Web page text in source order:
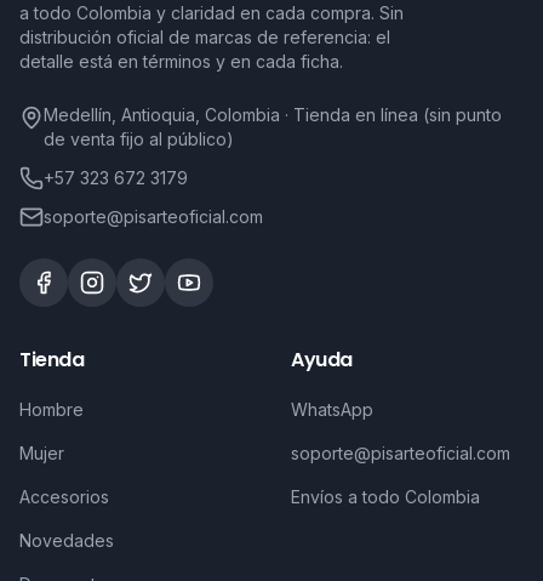
a todo Colombia y claridad en cada compra. Sin
distribución oficial de marcas de referencia: el
detalle está en términos y en cada ficha.
Medellín, Antioquia, Colombia · Tienda en línea (sin punto
de venta fijo al público)
+57 323 672 3179
soporte@pisarteoficial.com
Tienda
Hombre
Mujer
Accesorios
Novedades
Ayuda
WhatsApp
soporte@pisarteoficial.com
Envíos a todo Colombia